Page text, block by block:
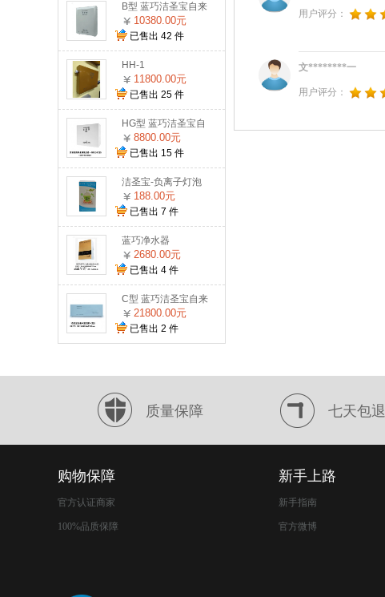
B型 蓝巧洁圣宝自来
水激活机
10380.00元
已售出 42 件
HH-1
11800.00元
已售出 25 件
HG型 蓝巧洁圣宝自
来水激活机
8800.00元
已售出 15 件
洁圣宝-负离子灯泡
188.00元
已售出 7 件
蓝巧净水器
2680.00元
已售出 4 件
C型 蓝巧洁圣宝自来
水激活机
21800.00元
已售出 2 件
用户评分：
文********一
用户评分：
质量保障 七天包退
购物保障
官方认证商家
100%品质保障
新手上路
新手指南
官方微博